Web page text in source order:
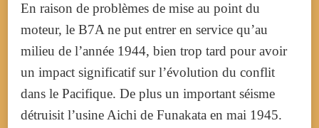
En raison de problèmes de mise au point du
moteur, le B7A ne put entrer en service qu’au
milieu de l’année 1944, bien trop tard pour avoir
un impact significatif sur l’évolution du conflit
dans le Pacifique. De plus un important séisme
détruisit l’usine Aichi de Funakata en mai 1945.